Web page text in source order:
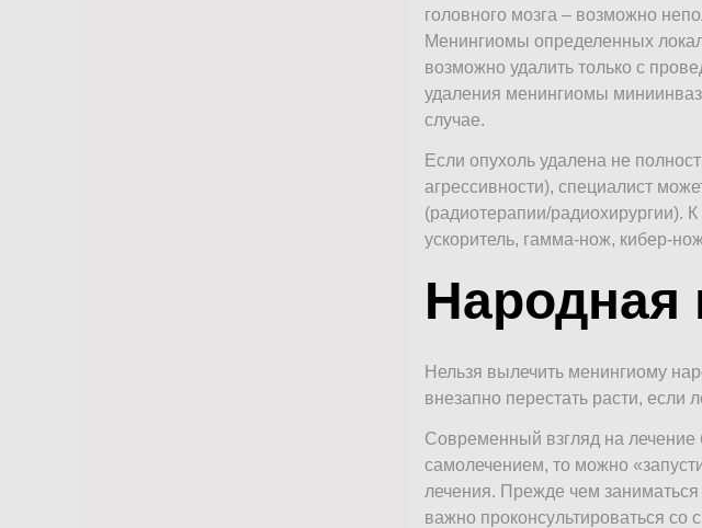
головного мозга – возможно
Менингиомы определенных
возможно удалить только с
удаления менингиомы
случае.
Если опухоль удалена не
агрессивности), специалист
(радиотерапии/радиохирургии).
ускоритель, гамма-нож, кибер-
Народная
Нельзя вылечить менингиому
внезапно перестать расти,
Современный взгляд на лечение
самолечением, то можно
лечения. Прежде чем
важно проконсультироваться со